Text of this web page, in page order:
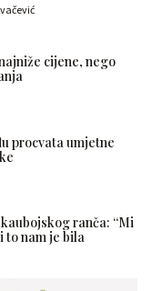
cijene, nego
procvata umjetne
ranča: “Mi
nam je bila